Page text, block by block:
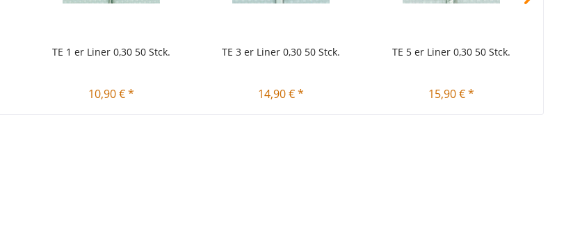
TE 1 er Liner 0,30 50 Stck.
10,90 € *
TE 3 er Liner 0,30 50 Stck.
14,90 € *
TE 5 er Liner 0,30 50 Stck.
15,90 € *